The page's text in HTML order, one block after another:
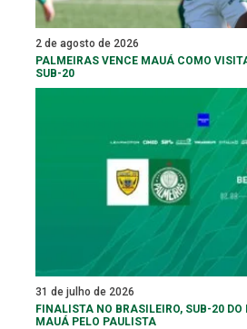
2 de agosto de 2026
PALMEIRAS VENCE MAUÁ COMO
SUB-20
31 de julho de 2026
FINALISTA NO BRASILEIRO, SUB-20
MAUÁ PELO PAULISTA